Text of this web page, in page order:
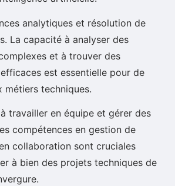
analytiques et résolution de
La capacité à analyser des
et à trouver des
est essentielle pour de
métiers techniques.
travailler en équipe et gérer des
compétences en gestion de
collaboration sont cruciales
à bien des projets techniques de